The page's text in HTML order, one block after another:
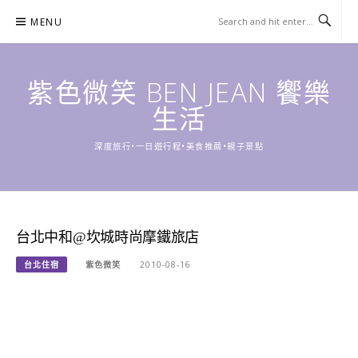
content
MENU
紫色微笑 BEN JEAN 饗樂
生活
深度旅行•一日遊行程•美食推薦•親子景點
台北中和@坎城時尚摩鐵旅店
台北住宿 紫色微笑 2010-08-16